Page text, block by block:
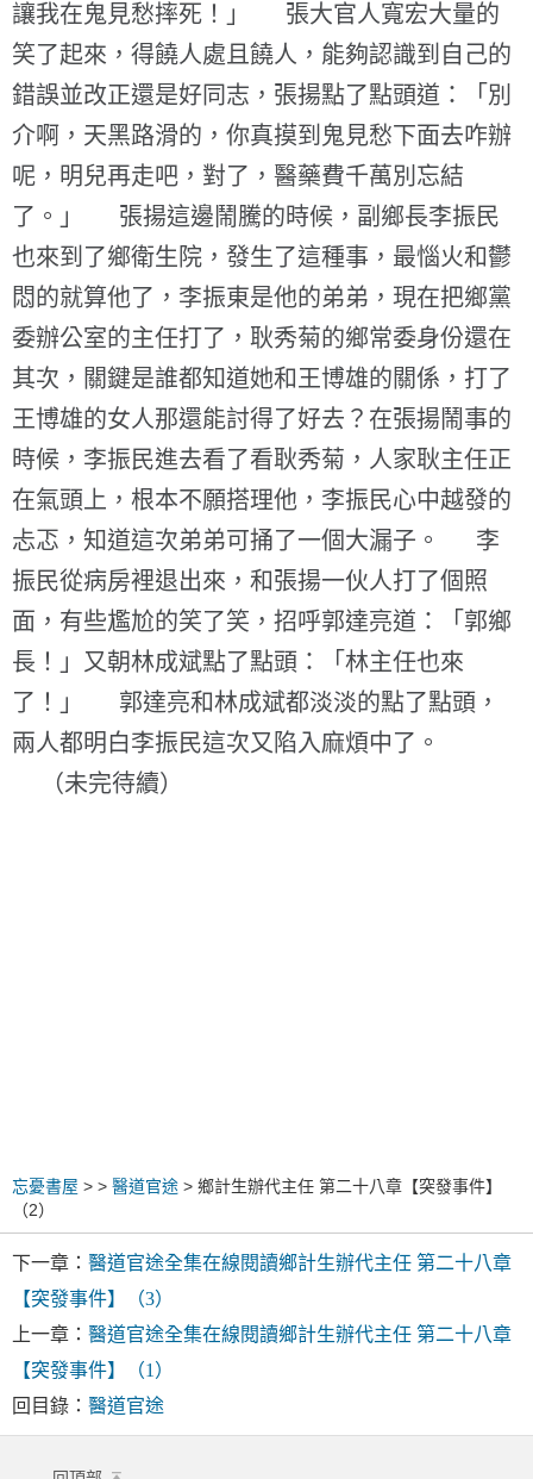
讓我在鬼見愁摔死！」 張大官人寬宏大量的
笑了起來，得饒人處且饒人，能夠認識到自己的
錯誤並改正還是好同志，張揚點了點頭道：「別
介啊，天黑路滑的，你真摸到鬼見愁下面去咋辦
呢，明兒再走吧，對了，醫藥費千萬別忘結
了。」 張揚這邊鬧騰的時候，副鄉長李振民
也來到了鄉衛生院，發生了這種事，最惱火和鬱
悶的就算他了，李振東是他的弟弟，現在把鄉黨
委辦公室的主任打了，耿秀菊的鄉常委身份還在
其次，關鍵是誰都知道她和王博雄的關係，打了
王博雄的女人那還能討得了好去？在張揚鬧事的
時候，李振民進去看了看耿秀菊，人家耿主任正
在氣頭上，根本不願搭理他，李振民心中越發的
忐忑，知道這次弟弟可捅了一個大漏子。 李
振民從病房裡退出來，和張揚一伙人打了個照
面，有些尷尬的笑了笑，招呼郭達亮道：「郭鄉
長！」又朝林成斌點了點頭：「林主任也來
了！」 郭達亮和林成斌都淡淡的點了點頭，
兩人都明白李振民這次又陷入麻煩中了。
（未完待續）
忘憂書屋 > > 醫道官途 > 鄉計生辦代主任 第二十八章【突發事件】
（2）
下一章： 醫道官途全集在線閱讀鄉計生辦代主任 第二十八章
【突發事件】（3）
上一章： 醫道官途全集在線閱讀鄉計生辦代主任 第二十八章
【突發事件】（1）
回目錄： 醫道官途